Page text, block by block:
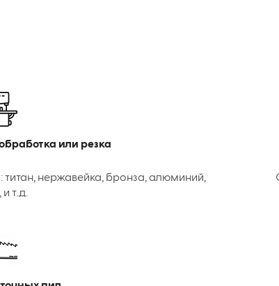
или резка
нержавейка, бронза, алюминий,
т.д.